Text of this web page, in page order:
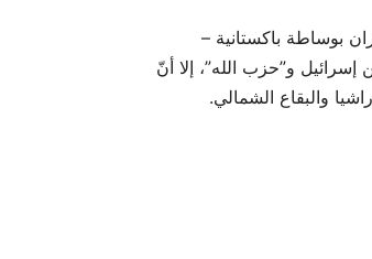
بوساطة باكستانية –
و”حزب الله”، إلا أنّ
والبقاع الشمالي.